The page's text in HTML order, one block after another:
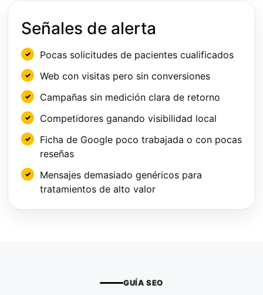
Señales de alerta
Pocas solicitudes de pacientes cualificados
Web con visitas pero sin conversiones
Campañas sin medición clara de retorno
Competidores ganando visibilidad local
Ficha de Google poco trabajada o con pocas
reseñas
Mensajes demasiado genéricos para
tratamientos de alto valor
GUÍA SEO